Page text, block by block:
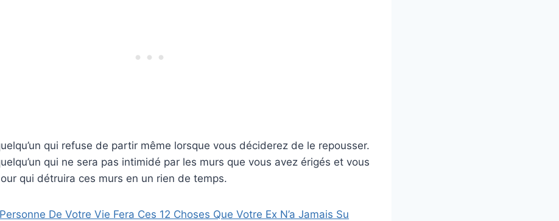
qui refuse de partir même lorsque vous déciderez de le repousser.
qui ne sera pas intimidé par les murs que vous avez érigés et vous
qui détruira ces murs en un rien de temps.
De Votre Vie Fera Ces 12 Choses Que Votre Ex N’a Jamais Su